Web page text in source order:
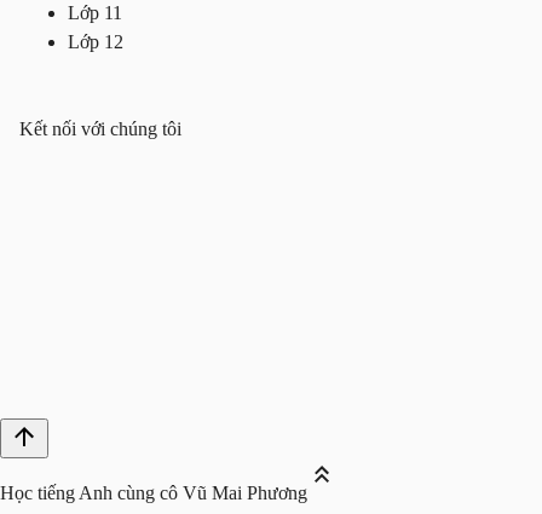
Lớp 11
Lớp 12
Kết nối với chúng tôi
Học tiếng Anh cùng cô Vũ Mai Phương